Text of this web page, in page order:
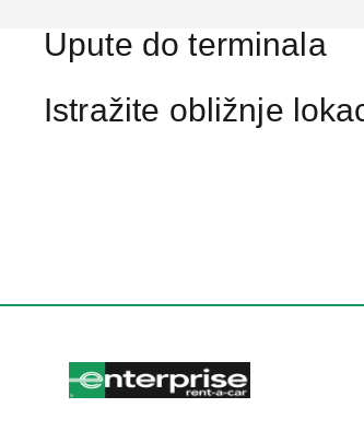
s
o
t
p
r
o
Upute do terminala
Istražite obližnje